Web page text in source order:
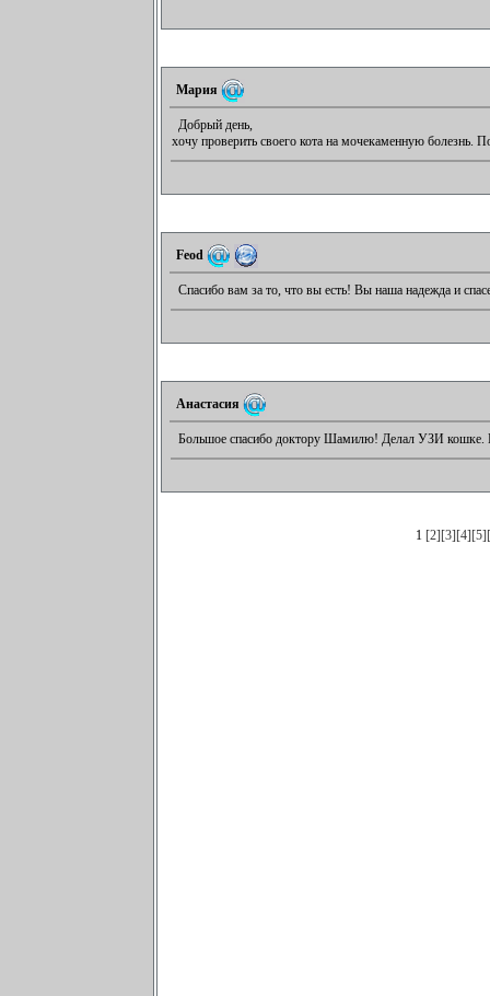
Мария
Добрый день,
хочу проверить своего кота на мочекаменную болезнь.
Feod
Спасибо вам за то, что вы есть! Вы наша надежда и
Анастасия
Большое спасибо доктору Шамилю! Делал УЗИ кошке.
1 [2][3][4][5]